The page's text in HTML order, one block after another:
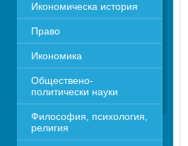
Икономическа история
Право
Икономика
Обществено-
политически науки
Философия, психология,
религия